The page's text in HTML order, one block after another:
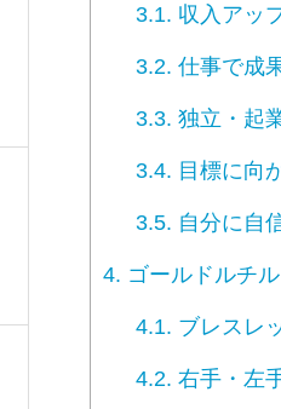
3.1. 収入アッ
3.2. 仕事で成
3.3. 独立・起
3.4. 目標に向
3.5. 自分に自
4. ゴールドルチ
4.1. ブレスレ
4.2. 右手・左